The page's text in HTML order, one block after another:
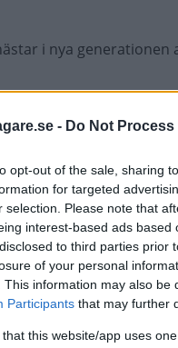
- Do Not
opt-out of the sale, sharing
for targeted
selection. Please note that
interest-based ads
to third parties prior
of your personal
This information may also
Participants that may further
that this website/app uses
i nya generationen
the Year i kategorin